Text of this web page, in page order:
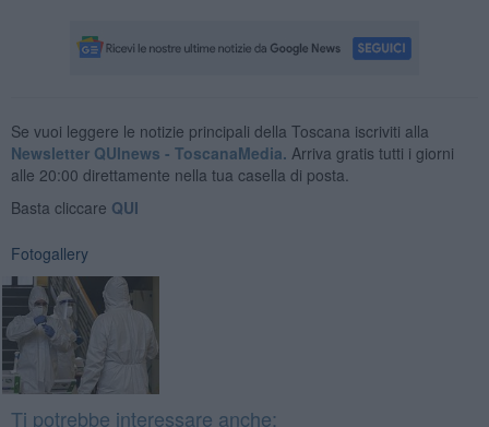
Se vuoi leggere le notizie principali della Toscana iscriviti alla
Newsletter QUInews - ToscanaMedia. Arriva gratis tutti i giorni
alle 20:00 direttamente nella tua casella di posta.
Basta cliccare QUI
Fotogallery
Ti potrebbe interessare anche: